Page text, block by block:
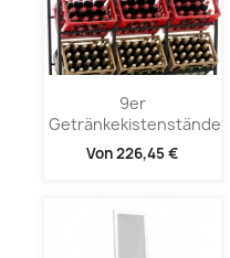
9er
Getränkekistenständer...
Von226,45 €